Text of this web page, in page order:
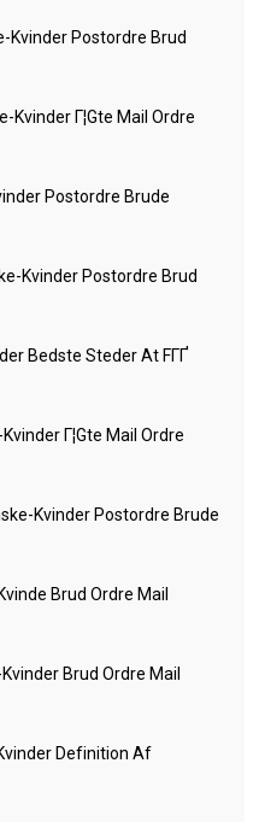
Kvinder Postordre Brud
Kvinder Г¦gte Mail Ordre
Postordre Brude
Kvinder Postordre Brud
Bedste Steder At FГҐ
Г¦gte Mail Ordre
Kvinder Postordre Brude
Brud Ordre Mail
Brud Ordre Mail
Definition Af